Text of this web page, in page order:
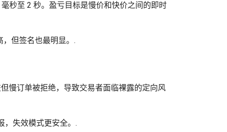
秒至 2 秒。盈亏目标是慢价和快价之间的即时
但签名也最明显。.
慢订单被拒绝，导致交易者面临裸露的定向风
，失效模式更安全。.